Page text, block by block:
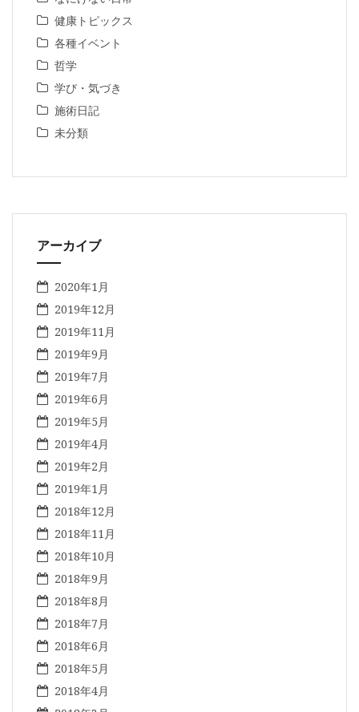
健康トピックス
各種イベント
哲学
学び・気づき
施術日記
未分類
アーカイブ
2020年1月
2019年12月
2019年11月
2019年9月
2019年7月
2019年6月
2019年5月
2019年4月
2019年2月
2019年1月
2018年12月
2018年11月
2018年10月
2018年9月
2018年8月
2018年7月
2018年6月
2018年5月
2018年4月